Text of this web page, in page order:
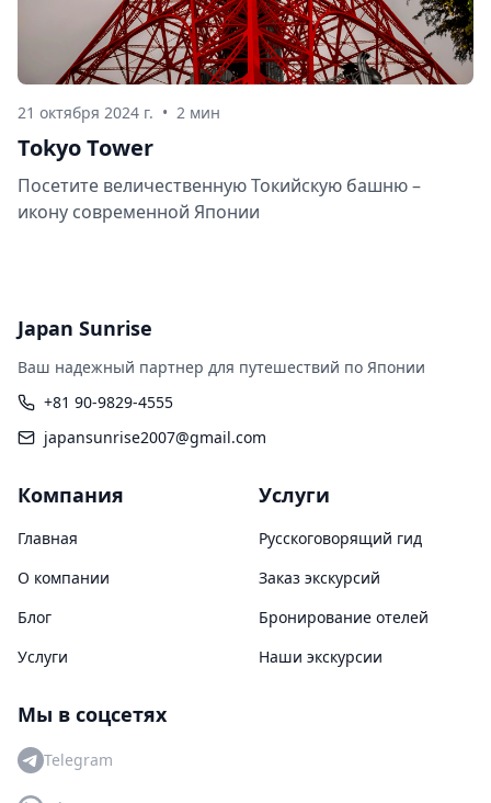
21 октября 2024 г. • 2 мин
Tokyo Tower
Посетите величественную Токийскую башню –
икону современной Японии
Japan Sunrise
Ваш надежный партнер для путешествий по Японии
+81 90-9829-4555
japansunrise2007@gmail.com
Компания
Главная
О компании
Блог
Услуги
Услуги
Русскоговорящий гид
Заказ экскурсий
Бронирование отелей
Наши экскурсии
Мы в соцсетях
Telegram